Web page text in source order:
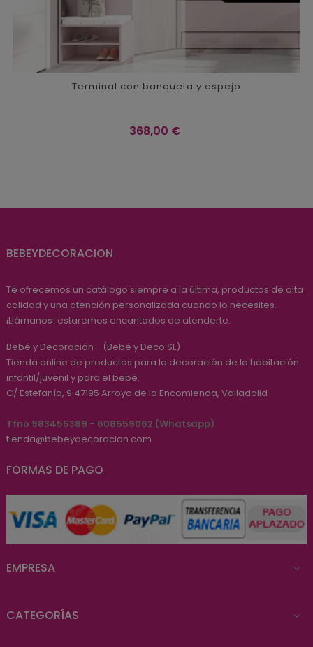
Terminal con banqueta y espejo
Precio
368,00 €
BEBEYDECORACION
Te ofrecemos un catálogo siempre a la última, productos de alta
calidad y una atención personalizada cuando lo necesites.
¡Llámanos! estaremos encantados de atenderte.
Bebé y Decoración - (Bebé y Deco SL)
Tienda online de productos para la decoración de la habitación
infantil/juvenil y para el bebé.
C/ Estefanía, 9 47195 Arroyo de la Encomienda, Valladolid
Tfno 983455389 - 608559062 (Whatsapp)
tienda@bebeydecoracion.com
FORMAS DE PAGO
EMPRESA 
CATEGORÍAS 